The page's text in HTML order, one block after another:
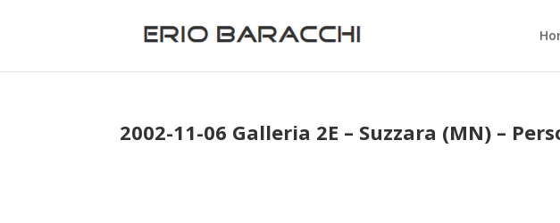
2002-11-06 Galleria 2E – Suzzara (MN) –